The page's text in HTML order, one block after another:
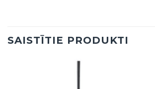
SAISTĪTIE PRODUKTI